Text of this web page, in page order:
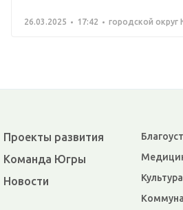
26.03.2025 17:42 городской округ
Проекты развития
Команда Югры
Новости